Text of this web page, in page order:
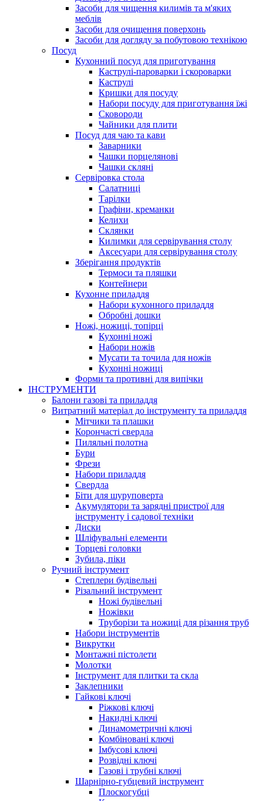
Засоби для чищення килимів та м'яких
меблів
Засоби для очищення поверхонь
Засоби для догляду за побутовою технікою
Посуд
Кухонний посуд для приготування
Каструлі-пароварки і скороварки
Каструлі
Кришки для посуду
Набори посуду для приготування їжі
Сковороди
Чайники для плити
Посуд для чаю та кави
Заварники
Чашки порцелянові
Чашки скляні
Сервіровка стола
Салатниці
Тарілки
Графіни, креманки
Келихи
Склянки
Килимки для сервірування столу
Аксесуари для сервірування столу
Зберігання продуктів
Термоси та пляшки
Контейнери
Кухонне приладдя
Набори кухонного приладдя
Обробні дошки
Ножі, ножиці, топірці
Кухонні ножі
Набори ножів
Мусати та точила для ножів
Кухонні ножиці
Форми та противні для випічки
ІНСТРУМЕНТИ
Балони газові та приладдя
Витратний матеріал до інструменту та приладдя
Мітчики та плашки
Корончасті свердла
Пиляльні полотна
Бури
Фрези
Набори приладдя
Свердла
Біти для шуруповерта
Акумулятори та зарядні пристрої для
інструменту і садової техніки
Диски
Шліфувальні елементи
Торцеві головки
Зубила, піки
Ручний інструмент
Степлери будівельні
Різальний інструмент
Ножі будівельні
Ножівки
Труборізи та ножиці для різання труб
Набори інструментів
Викрутки
Монтажні пістолети
Молотки
Інструмент для плитки та скла
Заклепники
Гайкові ключі
Ріжкові ключі
Накидні ключі
Динамометричні ключі
Комбіновані ключі
Імбусові ключі
Розвідні ключі
Газові і трубні ключі
Шарнірно-губцевий інструмент
Плоскогубцi